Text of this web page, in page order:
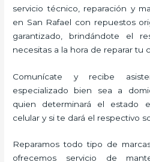
servicio técnico, reparación y
en San Rafael con repuestos
garantizado, brindándote el
necesitas a la hora de reparar tu
Comunícate y recibe
especializado bien sea a
quien determinará el estado
celular y si te dará el respectivo
Reparamos todo tipo de
ofrecemos servicio de